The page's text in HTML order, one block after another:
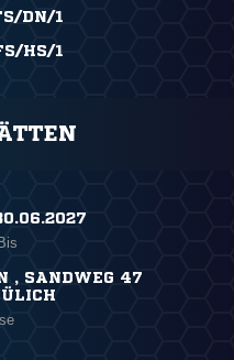
DN/1
HS/1
, SANDWEG 47